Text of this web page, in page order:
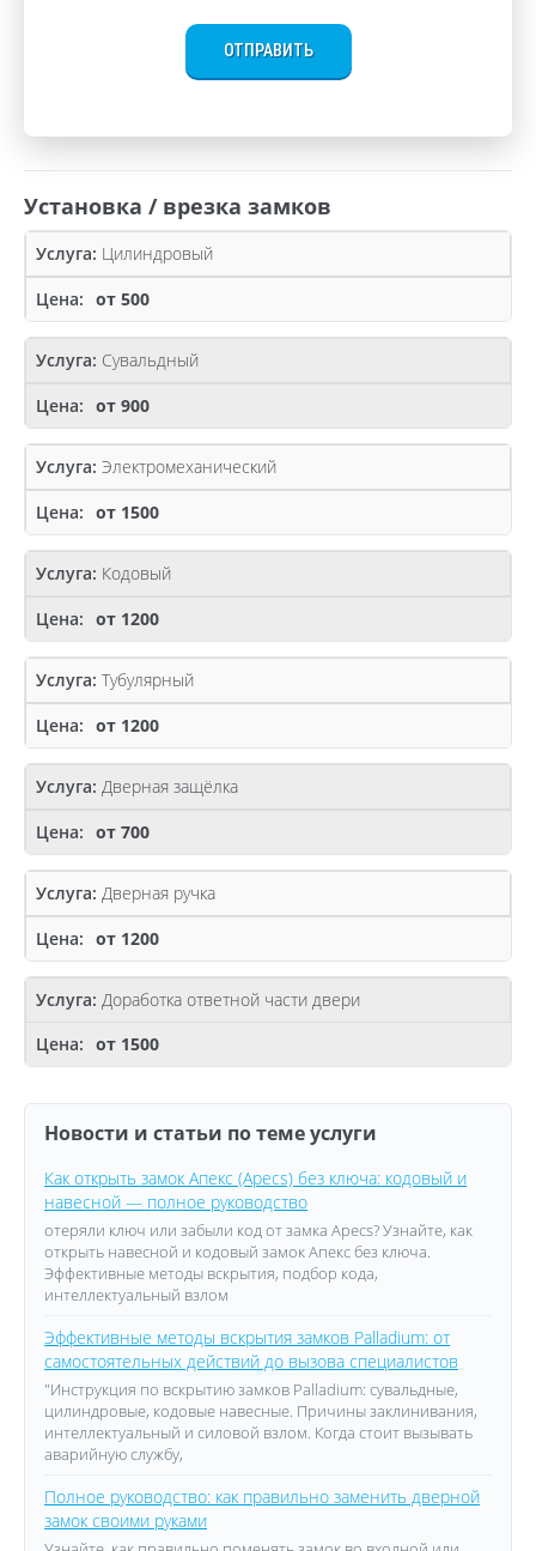
ОТПРАВИТЬ
Установка / врезка замков
Цилиндровый
от 500
Сувальдный
от 900
Электромеханический
от 1500
Кодовый
от 1200
Тубулярный
от 1200
Дверная защёлка
от 700
Дверная ручка
от 1200
Доработка ответной части двери
от 1500
Новости и статьи по теме услуги
Как открыть замок Апекс (Apecs) без ключа: кодовый и
навесной — полное руководство
отеряли ключ или забыли код от замка Apecs? Узнайте, как
открыть навесной и кодовый замок Апекс без ключа.
Эффективные методы вскрытия, подбор кода,
интеллектуальный взлом
Эффективные методы вскрытия замков Palladium: от
самостоятельных действий до вызова специалистов
"Инструкция по вскрытию замков Palladium: сувальдные,
цилиндровые, кодовые навесные. Причины заклинивания,
интеллектуальный и силовой взлом. Когда стоит вызывать
аварийную службу,
Полное руководство: как правильно заменить дверной
замок своими руками